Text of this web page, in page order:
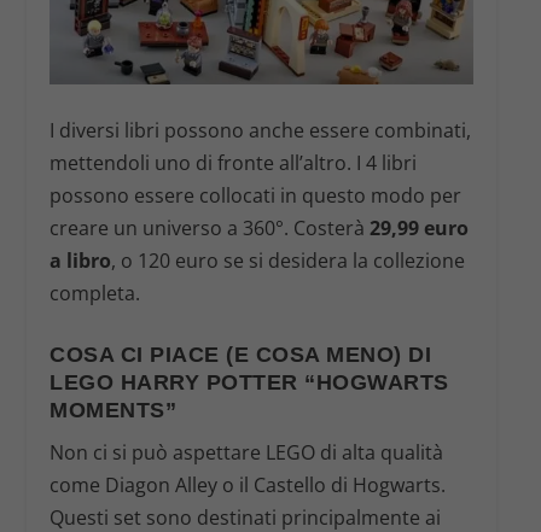
I diversi libri possono anche essere combinati,
mettendoli uno di fronte all’altro. I 4 libri
possono essere collocati in questo modo per
creare un universo a 360°. Costerà29,99 euro
a libro, o 120 euro se si desidera la collezione
completa.
COSA CI PIACE (E COSA MENO) DI
LEGO HARRY POTTER “HOGWARTS
MOMENTS”
Non ci si può aspettare LEGO di alta qualità
come Diagon Alley o il Castello di Hogwarts.
Questi set sono destinati principalmente ai